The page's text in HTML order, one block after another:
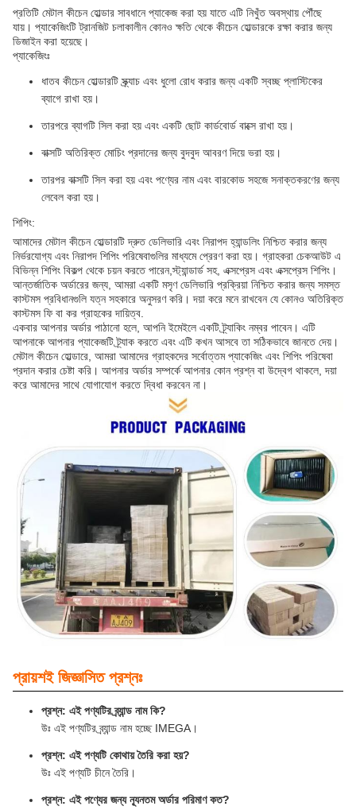
প্রতিটি মেটাল কীচেন হোল্ডার সাবধানে প্যাকেজ করা হয় যাতে এটি নিখুঁত অবস্থায় পৌঁছে
যায়। প্যাকেজিংটি ট্রানজিট চলাকালীন কোনও ক্ষতি থেকে কীচেন হোল্ডারকে রক্ষা করার জন্য
ডিজাইন করা হয়েছে।
প্যাকেজিংঃ
ধাতব কীচেন হোল্ডারটি স্ক্র্যাচ এবং ধুলো রোধ করার জন্য একটি স্বচ্ছ প্লাস্টিকের
ব্যাগে রাখা হয়।
তারপরে ব্যাগটি সিল করা হয় এবং একটি ছোট কার্ডবোর্ড বাক্সে রাখা হয়।
বাক্সটি অতিরিক্ত মোচিং প্রদানের জন্য বুদবুদ আবরণ দিয়ে ভরা হয়।
তারপর বাক্সটি সিল করা হয় এবং পণ্যের নাম এবং বারকোড সহজে সনাক্তকরণের জন্য
লেবেল করা হয়।
শিপিং:
আমাদের মেটাল কীচেন হোল্ডারটি দ্রুত ডেলিভারি এবং নিরাপদ হ্যান্ডলিং নিশ্চিত করার জন্য
নির্ভরযোগ্য এবং নিরাপদ শিপিং পরিষেবাগুলির মাধ্যমে প্রেরণ করা হয়। গ্রাহকরা চেকআউট এ
বিভিন্ন শিপিং বিকল্প থেকে চয়ন করতে পারেন,স্ট্যান্ডার্ড সহ, এক্সপ্রেস এবং এক্সপ্রেস শিপিং।
আন্তর্জাতিক অর্ডারের জন্য, আমরা একটি মসৃণ ডেলিভারি প্রক্রিয়া নিশ্চিত করার জন্য সমস্ত
কাস্টমস প্রবিধানগুলি যত্ন সহকারে অনুসরণ করি। দয়া করে মনে রাখবেন যে কোনও অতিরিক্ত
কাস্টমস ফি বা কর গ্রাহকের দায়িত্ব.
একবার আপনার অর্ডার পাঠানো হলে, আপনি ইমেইলে একটি ট্র্যাকিং নম্বর পাবেন। এটি
আপনাকে আপনার প্যাকেজটি ট্র্যাক করতে এবং এটি কখন আসবে তা সঠিকভাবে জানতে দেয়।
মেটাল কীচেন হোল্ডারে, আমরা আমাদের গ্রাহকদের সর্বোত্তম প্যাকেজিং এবং শিপিং পরিষেবা
প্রদান করার চেষ্টা করি। আপনার অর্ডার সম্পর্কে আপনার কোন প্রশ্ন বা উদ্বেগ থাকলে, দয়া
করে আমাদের সাথে যোগাযোগ করতে দ্বিধা করবেন না।
প্রায়শই জিজ্ঞাসিত প্রশ্নঃ
প্রশ্ন: এই পণ্যটির ব্র্যান্ড নাম কি?
উঃ এই পণ্যটির ব্র্যান্ড নাম হচ্ছে IMEGA।
প্রশ্ন: এই পণ্যটি কোথায় তৈরি করা হয়?
উঃ এই পণ্যটি চীনে তৈরি।
প্রশ্ন: এই পণ্যের জন্য ন্যূনতম অর্ডার পরিমাণ কত?